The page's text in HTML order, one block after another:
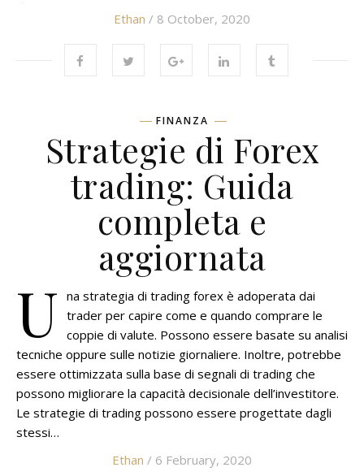
Ethan / 8 October, 2020
FINANZA
Strategie di Forex
trading: Guida
completa e
aggiornata
U na strategia di trading forex è adoperata dai
trader per capire come e quando comprare le
coppie di valute. Possono essere basate su analisi
tecniche oppure sulle notizie giornaliere. Inoltre, potrebbe
essere ottimizzata sulla base di segnali di trading che
possono migliorare la capacità decisionale dell’investitore.
Le strategie di trading possono essere progettate dagli
stessi…
Ethan / 6 February, 2020